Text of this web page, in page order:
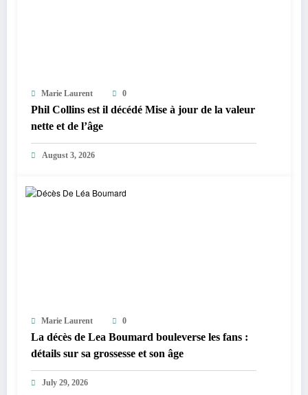
Marie Laurent 0
Phil Collins est il décédé Mise à jour de la valeur
nette et de l’âge
August 3, 2026
Marie Laurent 0
La décès de Lea Boumard bouleverse les fans :
détails sur sa grossesse et son âge
July 29, 2026